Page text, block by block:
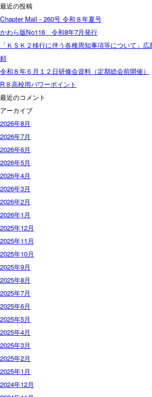
索:
最近の投稿
Chapter Mail－260号 令和８年夏号
かわら版No116 令和8年7月発行
「ＫＳＫ２移行に伴う各種周知事項等について」
頼
令和８年６月１２日研修会資料（定期総会前開催）
R８高校用パワーポイント
最近のコメント
アーカイブ
2026年8月
2026年7月
2026年6月
2026年5月
2026年4月
2026年3月
2026年2月
2026年1月
2025年12月
2025年11月
2025年10月
2025年9月
2025年8月
2025年7月
2025年6月
2025年5月
2025年4月
2025年3月
2025年2月
2025年1月
2024年12月